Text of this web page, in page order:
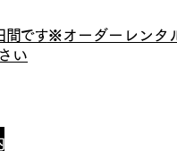
間です※オーダーレンタ
い